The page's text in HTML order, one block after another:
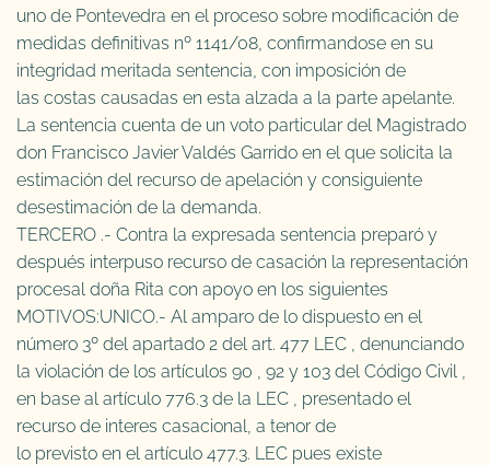
uno de Pontevedra en el proceso sobre modificación de
medidas definitivas nº 1141/08, confirmandose en su
integridad meritada sentencia, con imposición de
las costas causadas en esta alzada a la parte apelante.
La sentencia cuenta de un voto particular del Magistrado
don Francisco Javier Valdés Garrido en el que solicita la
estimación del recurso de apelación y consiguiente
desestimación de la demanda.
TERCERO .- Contra la expresada sentencia preparó y
después interpuso recurso de casación la representación
procesal doña Rita con apoyo en los siguientes
MOTIVOS:UNICO.- Al amparo de lo dispuesto en el
número 3º del apartado 2 del art. 477 LEC , denunciando
la violación de los artículos 90 , 92 y 103 del Código Civil ,
en base al artículo 776.3 de la LEC , presentado el
recurso de interes casacional, a tenor de
lo previsto en el artículo 477.3. LEC pues existe